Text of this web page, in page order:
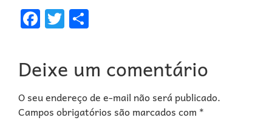
Facebook
Twitter
Deixe um comentário
O seu endereço de e-mail não será publicado.
Campos obrigatórios são marcados com *